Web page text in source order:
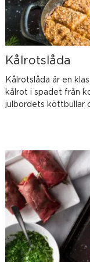
Kålrotslåda
Kålrotslåda är en
kålrot i spadet från
julbordets köttbullar